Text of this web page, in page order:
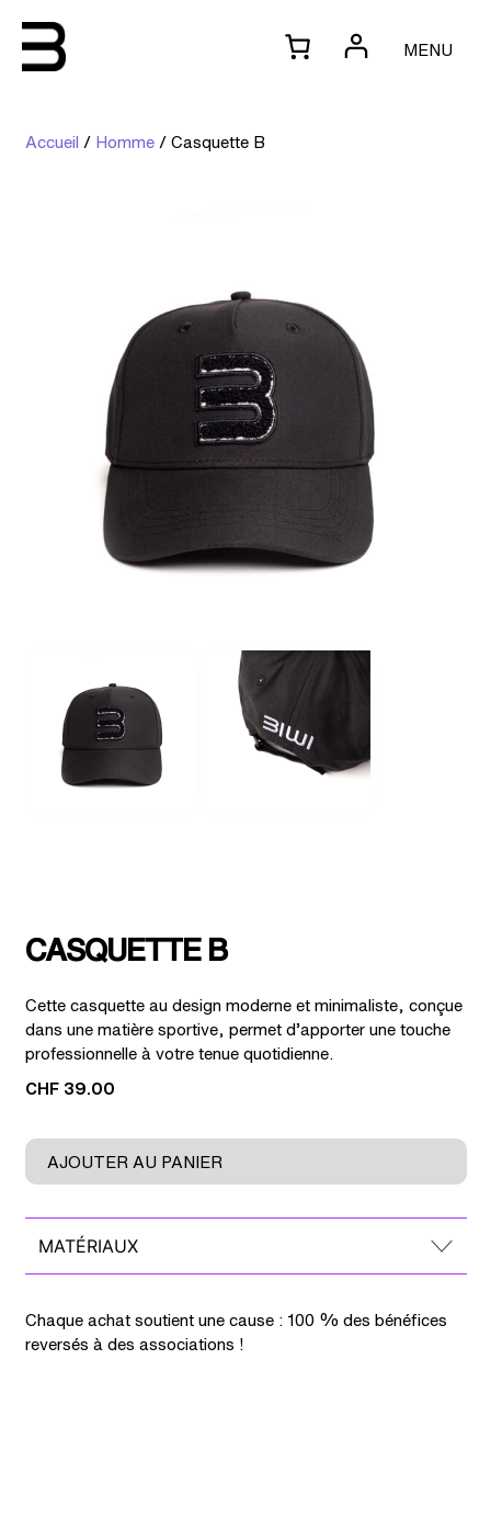
MENU
Accueil / Homme/ Casquette B
CASQUETTE B
Cette casquette au design moderne et minimaliste, conçue
dans une matière sportive, permet d’apporter une touche
professionnelle à votre tenue quotidienne.
CHF39.00
quantité
de
AJOUTER AU PANIER
MATÉRIAUX
Chaque achat soutient une cause : 100 % des bénéfices
reversés à des associations !